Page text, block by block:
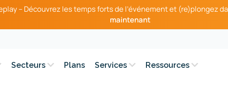
– Découvrez les temps forts de l’événement et (re)plongez
maintenant
Secteurs Plans Services Ressources